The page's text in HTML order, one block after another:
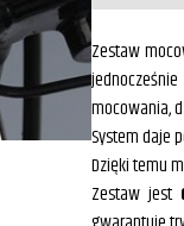
Zestaw
mocowania,
System daje
Dzięki temu
Zestaw jest